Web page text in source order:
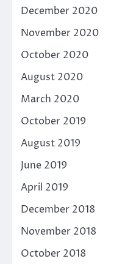
December 2020
November 2020
October 2020
August 2020
March 2020
October 2019
August 2019
June 2019
April 2019
December 2018
November 2018
October 2018